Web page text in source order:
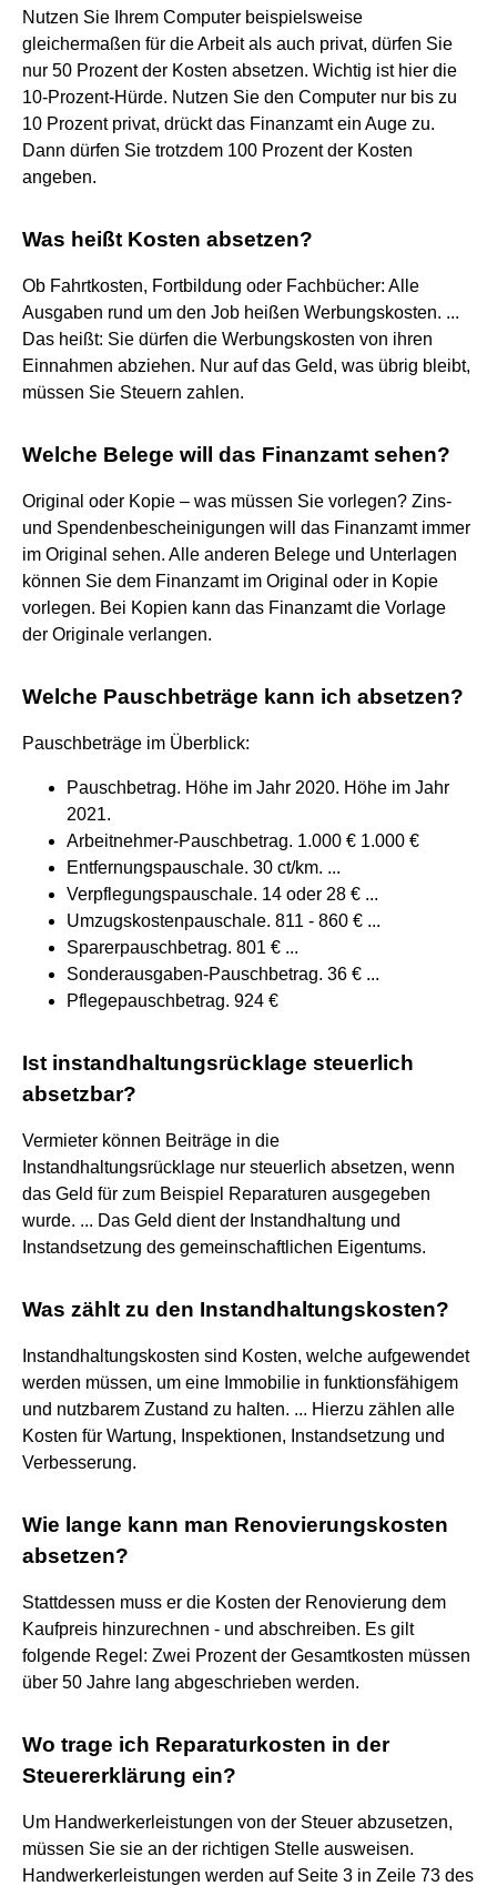
Nutzen Sie Ihrem Computer beispielsweise
gleichermaßen für die Arbeit als auch privat, dürfen Sie
nur 50 Prozent der Kosten absetzen. Wichtig ist hier die
10-Prozent-Hürde. Nutzen Sie den Computer nur bis zu
10 Prozent privat, drückt das Finanzamt ein Auge zu.
Dann dürfen Sie trotzdem 100 Prozent der Kosten
angeben.
Was heißt Kosten absetzen?
Ob Fahrtkosten, Fortbildung oder Fachbücher: Alle
Ausgaben rund um den Job heißen Werbungskosten. ...
Das heißt: Sie dürfen die Werbungskosten von ihren
Einnahmen abziehen. Nur auf das Geld, was übrig bleibt,
müssen Sie Steuern zahlen.
Welche Belege will das Finanzamt sehen?
Original oder Kopie – was müssen Sie vorlegen? Zins-
und Spendenbescheinigungen will das Finanzamt immer
im Original sehen. Alle anderen Belege und Unterlagen
können Sie dem Finanzamt im Original oder in Kopie
vorlegen. Bei Kopien kann das Finanzamt die Vorlage
der Originale verlangen.
Welche Pauschbeträge kann ich absetzen?
Pauschbeträge im Überblick:
Pauschbetrag. Höhe im Jahr 2020. Höhe im Jahr
2021.
Arbeitnehmer-Pauschbetrag. 1.000 € 1.000 €
Entfernungspauschale. 30 ct/km. ...
Verpflegungspauschale. 14 oder 28 € ...
Umzugskostenpauschale. 811 - 860 € ...
Sparerpauschbetrag. 801 € ...
Sonderausgaben-Pauschbetrag. 36 € ...
Pflegepauschbetrag. 924 €
Ist instandhaltungsrücklage steuerlich
absetzbar?
Vermieter können Beiträge in die
Instandhaltungsrücklage nur steuerlich absetzen, wenn
das Geld für zum Beispiel Reparaturen ausgegeben
wurde. ... Das Geld dient der Instandhaltung und
Instandsetzung des gemeinschaftlichen Eigentums.
Was zählt zu den Instandhaltungskosten?
Instandhaltungskosten sind Kosten, welche aufgewendet
werden müssen, um eine Immobilie in funktionsfähigem
und nutzbarem Zustand zu halten. ... Hierzu zählen alle
Kosten für Wartung, Inspektionen, Instandsetzung und
Verbesserung.
Wie lange kann man Renovierungskosten
absetzen?
Stattdessen muss er die Kosten der Renovierung dem
Kaufpreis hinzurechnen - und abschreiben. Es gilt
folgende Regel: Zwei Prozent der Gesamtkosten müssen
über 50 Jahre lang abgeschrieben werden.
Wo trage ich Reparaturkosten in der
Steuererklärung ein?
Um Handwerkerleistungen von der Steuer abzusetzen,
müssen Sie sie an der richtigen Stelle ausweisen.
Handwerkerleistungen werden auf Seite 3 in Zeile 73 des